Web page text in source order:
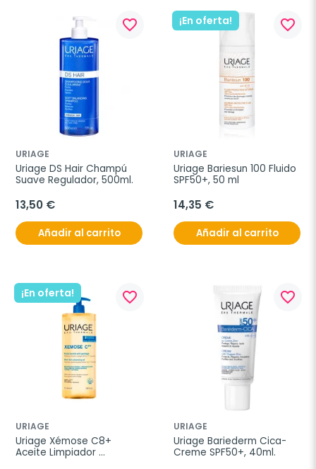
favorite_border
URIAGE
Uriage DS Hair Champú
Suave Regulador, 500ml.
13,50 €
Añadir al carrito
¡En oferta! favorite_border
URIAGE
Uriage Bariesun 100 Fluido
SPF50+, 50 ml
14,35 €
Añadir al carrito
¡En oferta! favorite_border
URIAGE
Uriage Xémose C8+
Aceite Limpiador
favorite_border
URIAGE
Uriage Bariederm Cica-
Creme SPF50+, 40ml.